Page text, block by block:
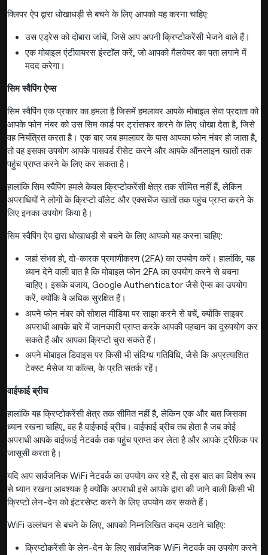
क्लिपर ऐप द्वारा धोखाधड़ी से बचने के लिए आपको यह करना चाहिए:
उस एड्रेस को दोबारा जांचें, जिसे आप अपनी क्रिप्टोकरेंसी भेजने वाले हैं।
एक मोबाइल एंटीवायरस इंस्टॉल करें, जो आपको मैलवेयर का पता लगाने में
मदद करेगा।
सिम स्वैपिंग ऐप्स
सिम स्वैपिंग एक प्रकार का हमला है जिसमें हमलावर आपके मोबाइल सेवा प्रदाता को
आपके फोन नंबर को उस सिम कार्ड पर ट्रांसफर करने के लिए धोखा देता है, जिसे
वह नियंत्रित करता है। एक बार जब हमलावर के पास आपका फोन नंबर हो जाता है,
तो वह इसका उपयोग आपके पासवर्ड रीसेट करने और आपके ऑनलाइन खातों तक
पहुंच प्राप्त करने के लिए कर सकता है।
हालांकि सिम स्वैपिंग हमले केवल क्रिप्टोकरेंसी क्षेत्र तक सीमित नहीं हैं, लेकिन
अपराधियों ने लोगों के क्रिप्टो वॉलेट और एक्सचेंज खातों तक पहुंच प्राप्त करने के
लिए इनका उपयोग किया है।
सिम स्वैपिंग ऐप द्वारा धोखाधड़ी से बचने के लिए आपको यह करना चाहिए:
जहां संभव हो, दो-कारक प्रमाणीकरण (2FA) का उपयोग करें। हालांकि, यह
ध्यान देने वाली बात है कि मोबाइल फोन 2FA का उपयोग करने से बचना
चाहिए। इसके बजाय, Google Authenticator जैसे ऐप्स का उपयोग
करें, क्योंकि वे अधिक सुरक्षित हैं।
अपने फोन नंबर को सोशल मीडिया पर साझा करने से बचें, क्योंकि साइबर
अपराधी आपके बारे में जानकारी प्राप्त करके आपकी पहचान का दुरुपयोग कर
सकते हैं और आपका क्रिप्टो चुरा सकते हैं।
अपने मोबाइल डिवाइस पर किसी भी संदिग्ध गतिविधि, जैसे कि अप्रत्याशित
टेक्स्ट मैसेज या कॉल्स, के प्रति सतर्क रहें।
वाईफाई ब्रीच
हालांकि यह क्रिप्टोकरेंसी क्षेत्र तक सीमित नहीं है, लेकिन एक और बात जिसका
ध्यान रखना चाहिए, वह है वाईफाई ब्रीच। वाईफाई ब्रीच तब होता है जब कोई
अपराधी आपके वाईफाई नेटवर्क तक पहुंच प्राप्त कर लेता है और आपके ट्रैफ़िक पर
जासूसी करता है।
यदि आप सार्वजनिक WiFi नेटवर्क का उपयोग कर रहे हैं, तो इस बात का विशेष रूप
से ध्यान रखना आवश्यक है क्योंकि अपराधी इसे आपके द्वारा की जाने वाली किसी भी
क्रिप्टो लेन-देन को इंटरसेप्ट करने के लिए उपयोग कर सकते हैं।
WiFi उल्लंघन से बचने के लिए, आपको निम्नलिखित कदम उठाने चाहिए:
क्रिप्टोकरेंसी के लेन-देन के लिए सार्वजनिक WiFi नेटवर्क का उपयोग करने